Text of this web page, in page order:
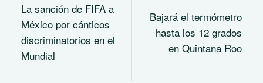
La sanción de FIFA a
México por cánticos
discriminatorios en el
Mundial
Bajará el termómetro
hasta los 12 grados
en Quintana Roo